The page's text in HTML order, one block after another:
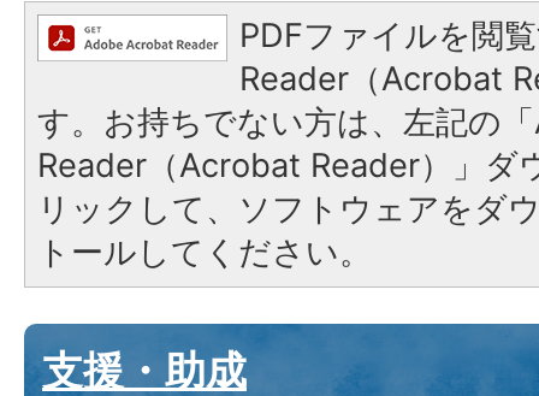
PDFファイルを閲
Reader（Acrobat
す。お持ちでない方は、左記の
Reader（Acrobat Reader）」ダ
リックして、ソフトウェアをダ
トールしてください。
支援・助成